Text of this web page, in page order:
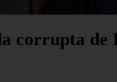
corrupta de